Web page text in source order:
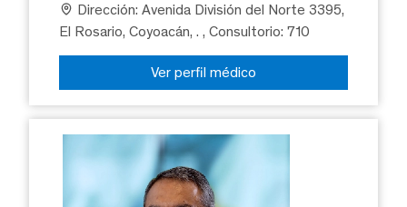
Dirección: Avenida División del Norte 3395,
El Rosario, Coyoacán, ., Consultorio: 710
Ver perfil médico